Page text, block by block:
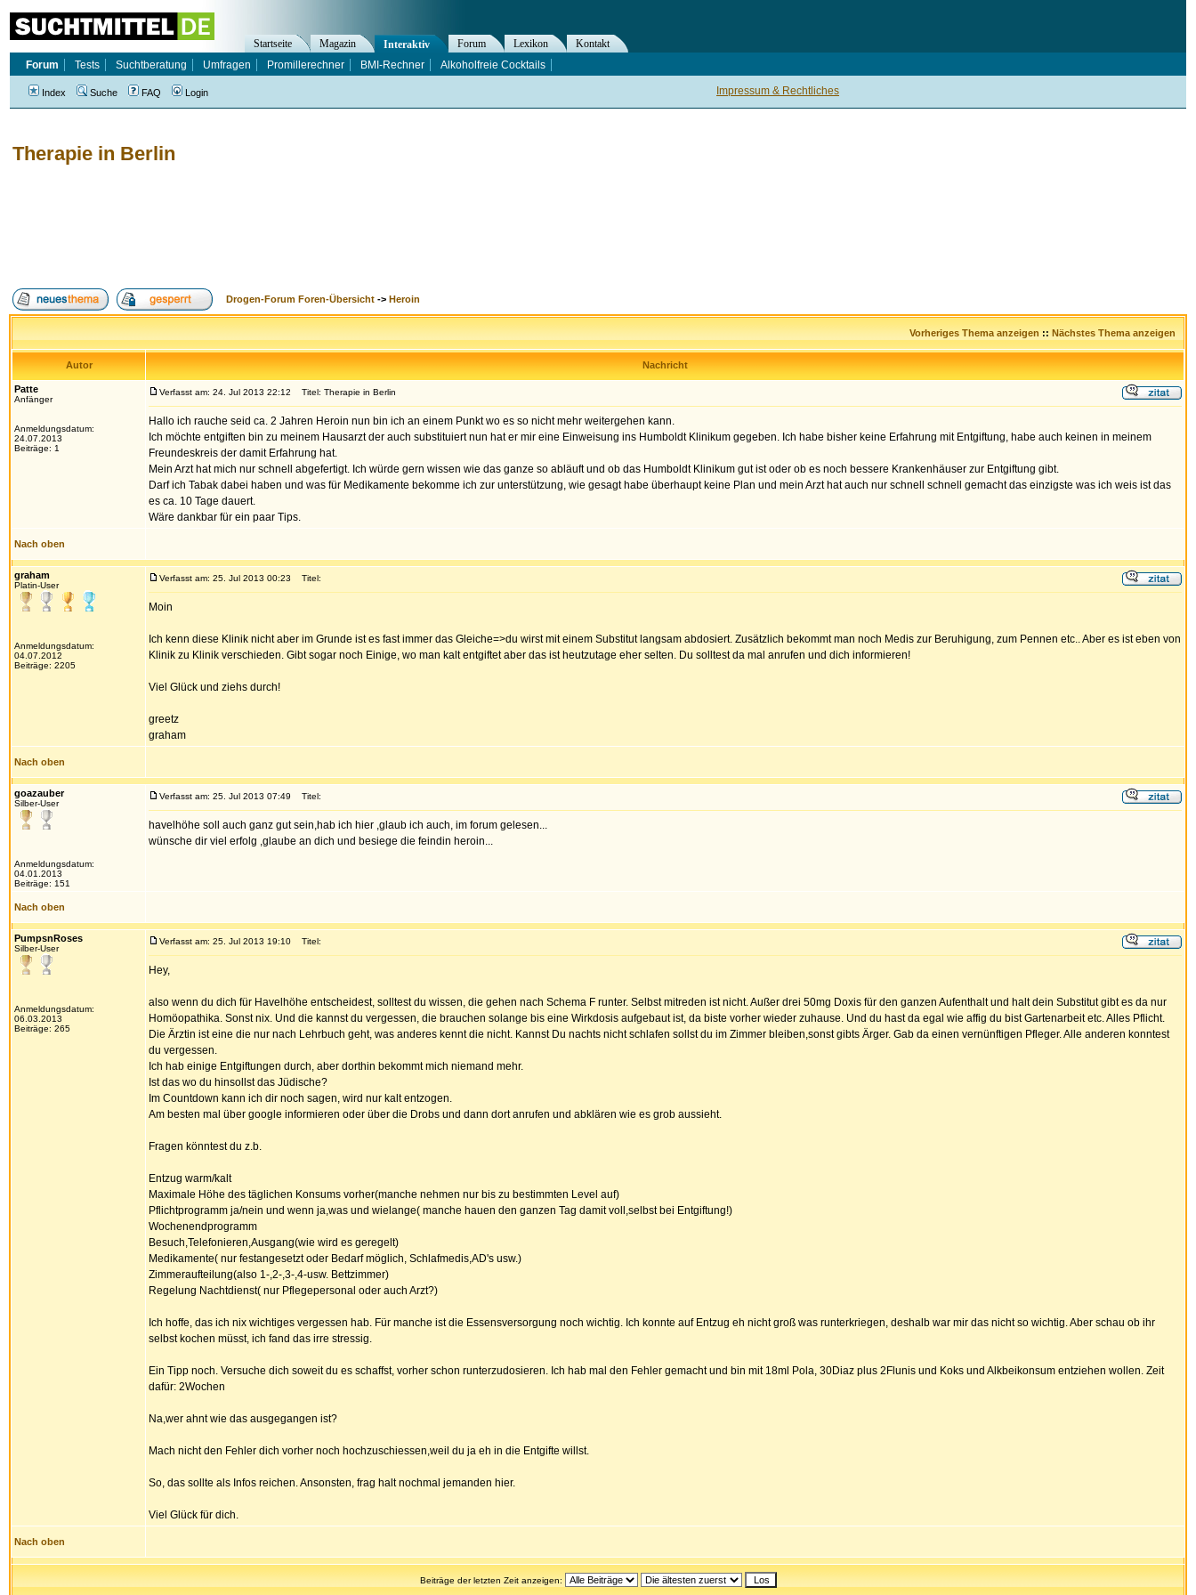
Therapie in Berlin
Drogen-Forum Foren-Übersicht -> Heroin
Vorheriges Thema anzeigen :: Nächstes Thema anzeigen
Autor Nachricht
Patte
Anfänger
Anmeldungsdatum:
24.07.2013
Beiträge: 1
Verfasst am: 24. Jul 2013 22:12 Titel: Therapie in Berlin
Hallo ich rauche seid ca. 2 Jahren Heroin nun bin ich an einem Punkt wo es so nicht mehr weitergehen kann.
Ich möchte entgiften bin zu meinem Hausarzt der auch substituiert nun hat er mir eine Einweisung ins Humboldt Klinikum gegeben. Ich habe bisher keine Erfahrung mit Entgiftung, habe auch keinen in meinem
Freundeskreis der damit Erfahrung hat.
Mein Arzt hat mich nur schnell abgefertigt. Ich würde gern wissen wie das ganze so abläuft und ob das Humboldt Klinikum gut ist oder ob es noch bessere Krankenhäuser zur Entgiftung gibt.
Darf ich Tabak dabei haben und was für Medikamente bekomme ich zur unterstützung, wie gesagt habe überhaupt keine Plan und mein Arzt hat auch nur schnell schnell gemacht das einzigste was ich weis ist das
es ca. 10 Tage dauert.
Wäre dankbar für ein paar Tips.
Nach oben
graham
Platin-User
Anmeldungsdatum:
04.07.2012
Beiträge: 2205
Verfasst am: 25. Jul 2013 00:23 Titel:
Moin
Ich kenn diese Klinik nicht aber im Grunde ist es fast immer das Gleiche=>du wirst mit einem Substitut langsam abdosiert. Zusätzlich bekommt man noch Medis zur Beruhigung, zum Pennen etc.. Aber es ist eben von
Klinik zu Klinik verschieden. Gibt sogar noch Einige, wo man kalt entgiftet aber das ist heutzutage eher selten. Du solltest da mal anrufen und dich informieren!
Viel Glück und ziehs durch!
greetz
graham
Nach oben
goazauber
Silber-User
Anmeldungsdatum:
04.01.2013
Beiträge: 151
Verfasst am: 25. Jul 2013 07:49 Titel:
havelhöhe soll auch ganz gut sein,hab ich hier ,glaub ich auch, im forum gelesen...
wünsche dir viel erfolg ,glaube an dich und besiege die feindin heroin...
Nach oben
PumpsnRoses
Silber-User
Anmeldungsdatum:
06.03.2013
Beiträge: 265
Verfasst am: 25. Jul 2013 19:10 Titel:
Hey,
also wenn du dich für Havelhöhe entscheidest, solltest du wissen, die gehen nach Schema F runter. Selbst mitreden ist nicht. Außer drei 50mg Doxis für den ganzen Aufenthalt und halt dein Substitut gibt es da nur
Homöopathika. Sonst nix. Und die kannst du vergessen, die brauchen solange bis eine Wirkdosis aufgebaut ist, da biste vorher wieder zuhause. Und du hast da egal wie affig du bist Gartenarbeit etc. Alles Pflicht.
Die Ärztin ist eine die nur nach Lehrbuch geht, was anderes kennt die nicht. Kannst Du nachts nicht schlafen sollst du im Zimmer bleiben,sonst gibts Ärger. Gab da einen vernünftigen Pfleger. Alle anderen konntest
du vergessen.
Ich hab einige Entgiftungen durch, aber dorthin bekommt mich niemand mehr.
Ist das wo du hinsollst das Jüdische?
Im Countdown kann ich dir noch sagen, wird nur kalt entzogen.
Am besten mal über google informieren oder über die Drobs und dann dort anrufen und abklären wie es grob aussieht.
Fragen könntest du z.b.
Entzug warm/kalt
Maximale Höhe des täglichen Konsums vorher(manche nehmen nur bis zu bestimmten Level auf)
Pflichtprogramm ja/nein und wenn ja,was und wielange( manche hauen den ganzen Tag damit voll,selbst bei Entgiftung!)
Wochenendprogramm
Besuch,Telefonieren,Ausgang(wie wird es geregelt)
Medikamente( nur festangesetzt oder Bedarf möglich, Schlafmedis,AD's usw.)
Zimmeraufteilung(also 1-,2-,3-,4-usw. Bettzimmer)
Regelung Nachtdienst( nur Pflegepersonal oder auch Arzt?)
Ich hoffe, das ich nix wichtiges vergessen hab. Für manche ist die Essensversorgung noch wichtig. Ich konnte auf Entzug eh nicht groß was runterkriegen, deshalb war mir das nicht so wichtig. Aber schau ob ihr
selbst kochen müsst, ich fand das irre stressig.
Ein Tipp noch. Versuche dich soweit du es schaffst, vorher schon runterzudosieren. Ich hab mal den Fehler gemacht und bin mit 18ml Pola, 30Diaz plus 2Flunis und Koks und Alkbeikonsum entziehen wollen. Zeit
dafür: 2Wochen
Na,wer ahnt wie das ausgegangen ist?
Mach nicht den Fehler dich vorher noch hochzuschiessen,weil du ja eh in die Entgifte willst.
So, das sollte als Infos reichen. Ansonsten, frag halt nochmal jemanden hier.
Viel Glück für dich.
Nach oben
Beiträge der letzten Zeit anzeigen:
Impressum & Rechtliches
Startseite Magazin Interaktiv Forum Lexikon
Kontakt
Forum
Tests Suchtberatung Umfragen Promillerechner BMI-Rechner Alkoholfreie Cocktails
Index Suche FAQ Login